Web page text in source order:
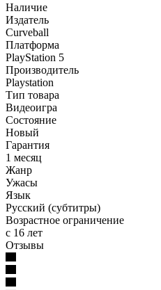
Наличие
Издатель
Curveball
Платформа
PlayStation 5
Производитель
Playstation
Тип товара
Видеоигра
Состояние
Новый
Гарантия
1 месяц
Жанр
Ужасы
Язык
Русский (субтитры)
Возрастное ограничение
с 16 лет
Отзывы